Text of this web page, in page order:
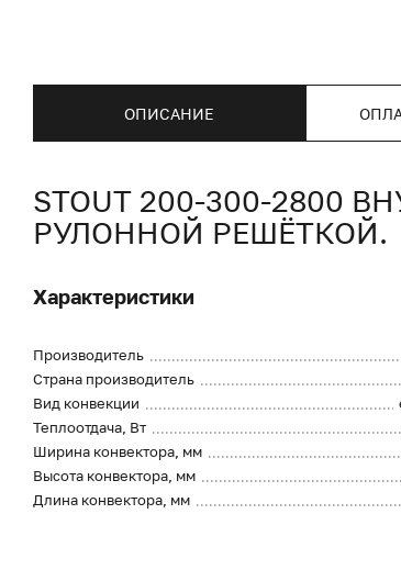
ОПИСАНИЕ
STOUT 200-300-2800
РУЛОННОЙ РЕШЁТКОЙ.
Характеристики
Производитель
Страна производитель
Вид конвекции
Теплоотдача, Вт
Ширина конвектора, мм
Высота конвектора, мм
Длина конвектора, мм